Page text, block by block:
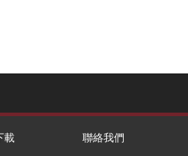
載 聯絡我們